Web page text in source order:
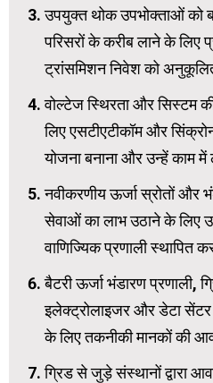
उपयुक्त थोक उपभोक्ताओं को
परिसरों के करीब लाने के लिए
ट्रांसमिशन निवेश को
वोल्टेज स्थिरता और सिस्टम
लिए एसटीएटीकॉम और
योजना बनाना और उन्हें काम में
नवीकरणीय ऊर्जा स्रोतों और
सेवाओं का लाभ उठाने के लिए
वाणिज्यिक प्रणाली स्थापित
बैटरी ऊर्जा भंडारण प्रणाली,
इलेक्ट्रोलाइजर और डेटा सेंटर
के लिए तकनीकी मानकों की
ग्रिड से जुड़े संस्थानों द्वारा